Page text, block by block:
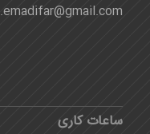
ساعات کاری